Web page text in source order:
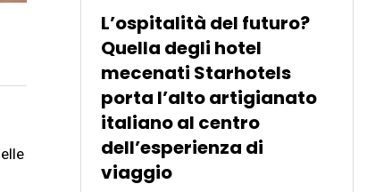
L’ospitalità del futuro?
Quella degli hotel
mecenati Starhotels
porta l’alto artigianato
italiano al centro
dell’esperienza di
viaggio